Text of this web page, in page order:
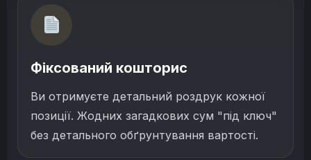
Фіксований кошторис
Ви отримуєте детальний роздрук кожної
позиції. Жодних загадкових сум "під ключ"
без детального обґрунтування вартості.